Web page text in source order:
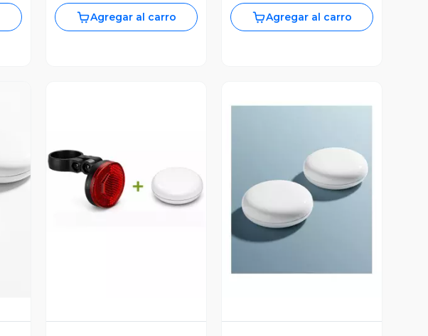
Agregar al carro Agregar al carro
Vista Previa Vista Previa